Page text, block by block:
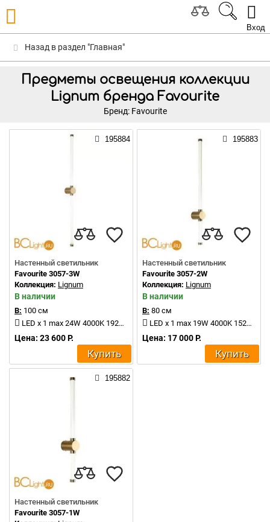
Вход
Назад в раздел "Главная"
Предметы освещения коллекции
Lignum бренда Favourite
Бренд: Favourite
195884
Настенный светильник
Favourite 3057-3W
Коллекция: Lignum
В наличии
В: 100 см
LED x 1 max 24W 4000K 1920Lm
Цена: 23 600 Р.
Купить
195883
Настенный светильник
Favourite 3057-2W
Коллекция: Lignum
В наличии
В: 80 см
LED x 1 max 19W 4000K 1520Lm
Цена: 17 000 Р.
Купить
195882
Настенный светильник
Favourite 3057-1W